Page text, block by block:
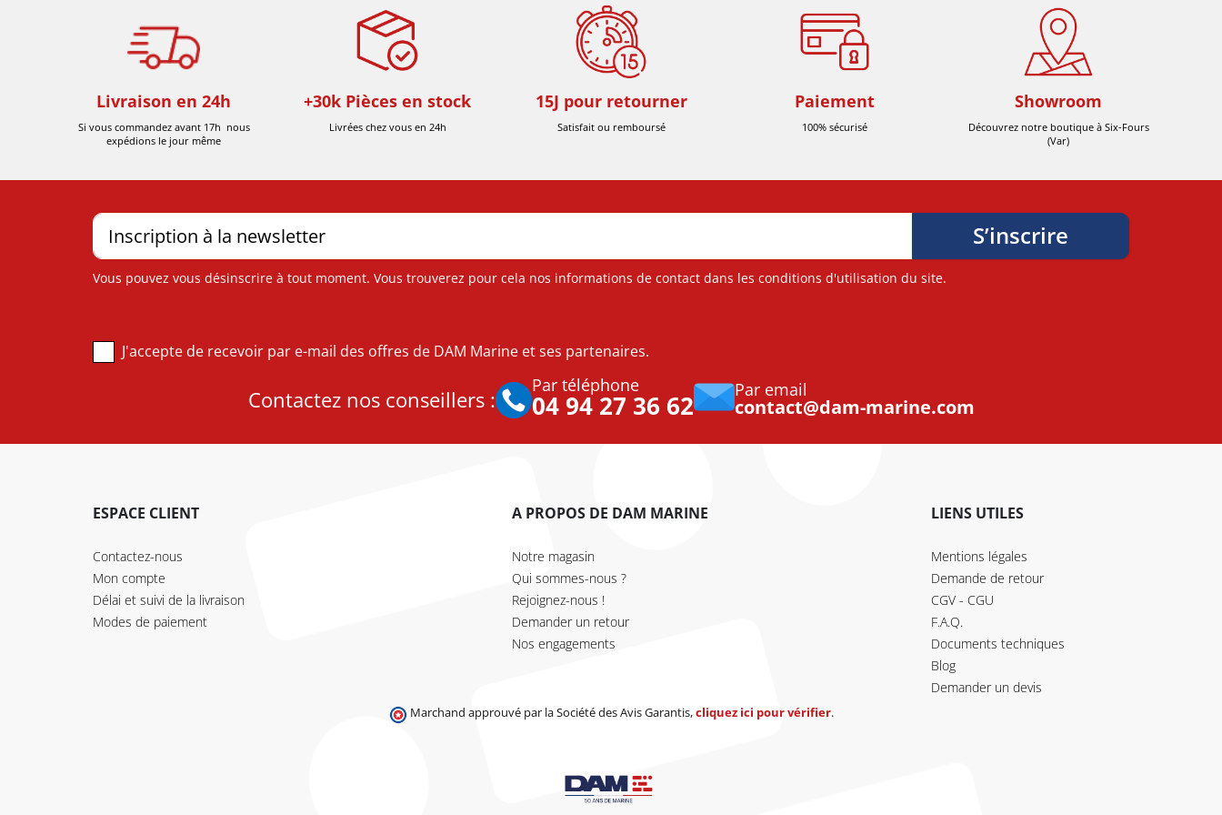
Livraison en 24h
Si vous commandez avant 17h nous
expédions le jour même
+30k Pièces en stock
Livrées chez vous en 24h
15J pour retourner
Satisfait ou remboursé
Paiement
100% sécurisé
Showroom
Découvrez notre boutique à Six-Fours
(Var)
Vous pouvez vous désinscrire à tout moment. Vous trouverez pour cela nos informations de contact dans les conditions d'utilisation du site.
J'accepte de recevoir par e-mail des offres de DAM Marine et ses partenaires.
Contactez nos conseillers :
Par téléphone
04 94 27 36 62 Par email
contact@dam-marine.com
ESPACE CLIENT
Contactez-nous
Mon compte
Délai et suivi de la livraison
Modes de paiement
A PROPOS DE DAM MARINE
Notre magasin
Qui sommes-nous ?
Rejoignez-nous !
Demander un retour
Nos engagements
LIENS UTILES
Mentions légales
Demande de retour
CGV - CGU
F.A.Q.
Documents techniques
Blog
Demander un devis
Marchand approuvé par la Société des Avis Garantis,cliquez ici pour vérifier.